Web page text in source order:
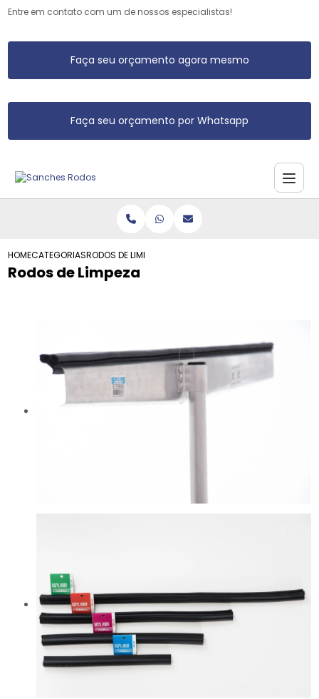
Entre em contato com um de nossos especialistas!
Faça seu orçamento agora mesmo
Faça seu orçamento por Whatsapp
HOMECATEGORIASRODOS DE LIMPEZA
Rodos de Limpeza